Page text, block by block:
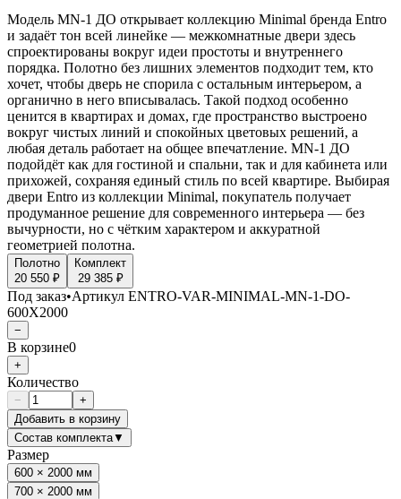
Модель MN-1 ДО открывает коллекцию Minimal бренда Entro
и задаёт тон всей линейке — межкомнатные двери здесь
спроектированы вокруг идеи простоты и внутреннего
порядка. Полотно без лишних элементов подходит тем, кто
хочет, чтобы дверь не спорила с остальным интерьером, а
органично в него вписывалась. Такой подход особенно
ценится в квартирах и домах, где пространство выстроено
вокруг чистых линий и спокойных цветовых решений, а
любая деталь работает на общее впечатление. MN-1 ДО
подойдёт как для гостиной и спальни, так и для кабинета или
прихожей, сохраняя единый стиль по всей квартире. Выбирая
двери Entro из коллекции Minimal, покупатель получает
продуманное решение для современного интерьера — без
вычурности, но с чётким характером и аккуратной
геометрией полотна.
Полотно
20 550 ₽
Комплект
29 385 ₽
Под заказ•Артикул ENTRO-VAR-MINIMAL-MN-1-DO-
600X2000
−
В корзине0
+
Количество
−
+
Добавить в корзину
Состав комплекта▼
Размер
600 × 2000 мм
700 × 2000 мм